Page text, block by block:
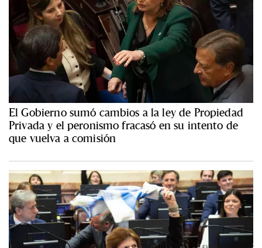
El Gobierno sumó cambios a la ley de Propiedad
Privada y el peronismo fracasó en su intento de
que vuelva a comisión